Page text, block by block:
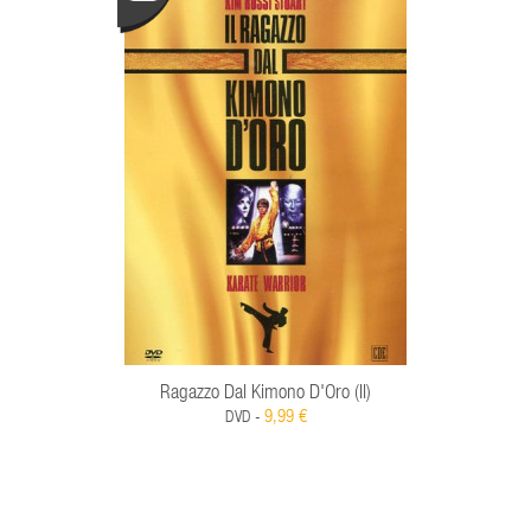
Ragazzo Dal Kimono D'Oro (Il)
DVD - 9,99 €